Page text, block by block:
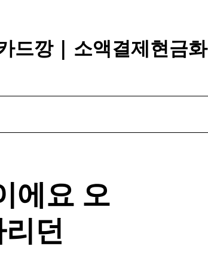
드깡 | 소액결제현금화
에요 오
던